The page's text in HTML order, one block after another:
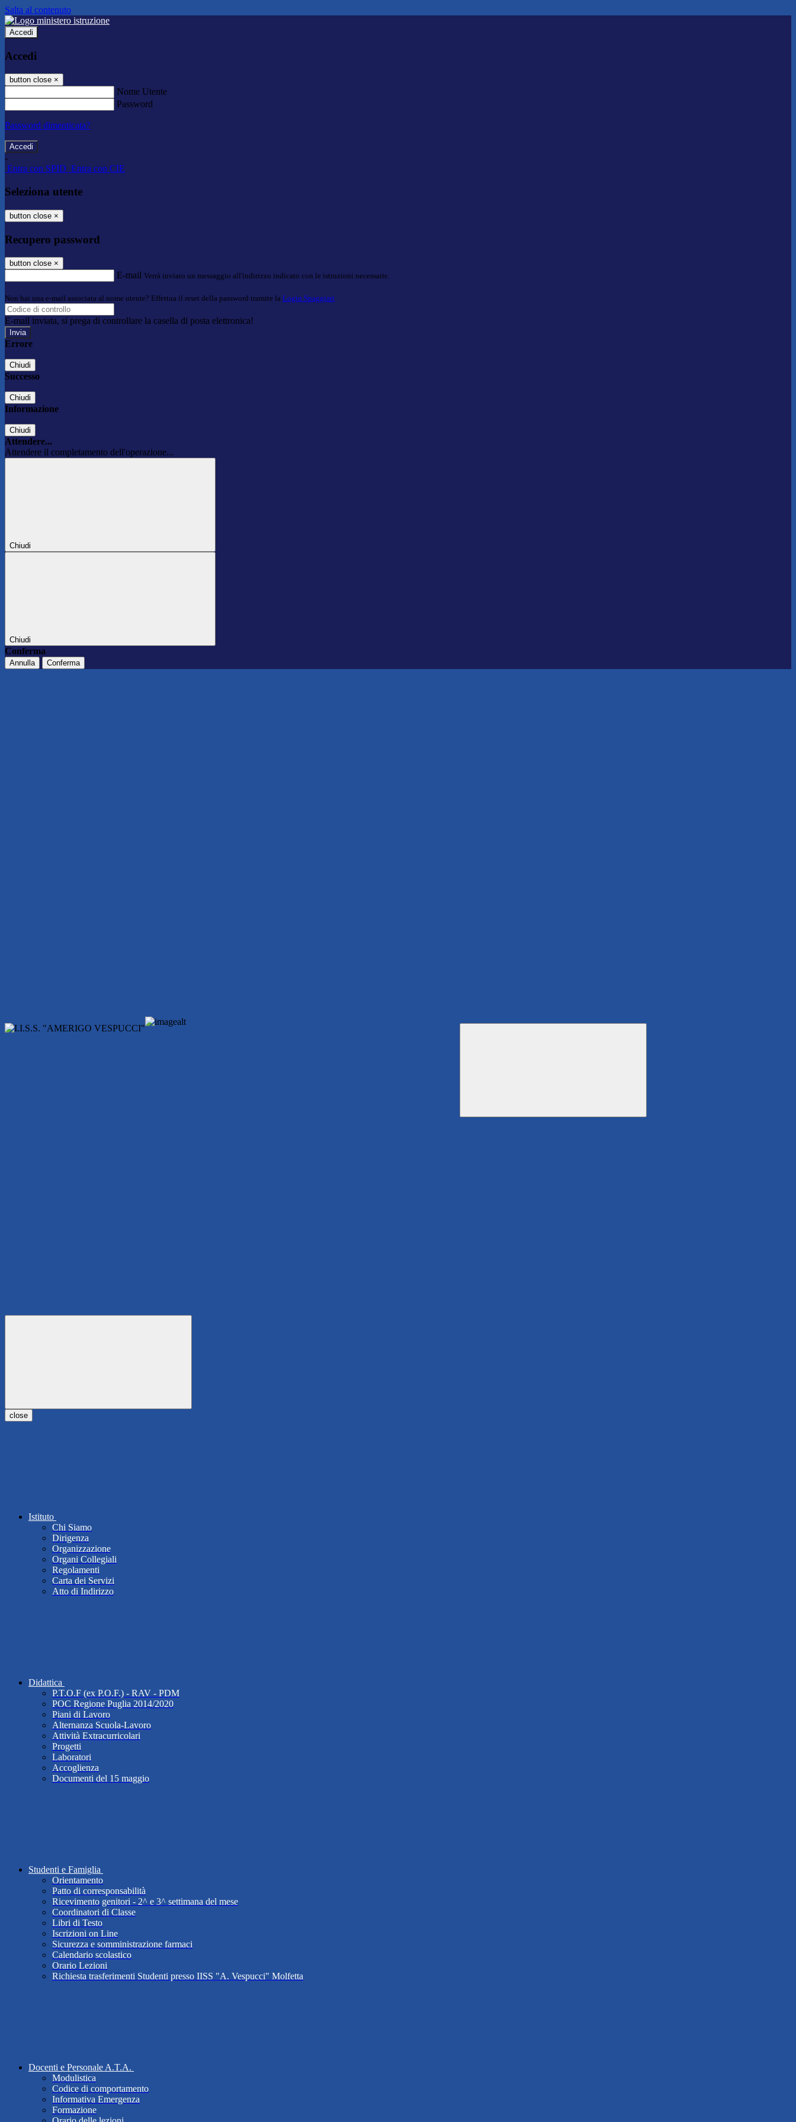
Salta al contenuto
Accedi
Accedi
button close ×
Nome Utente
Password
Password dimenticata?
-
Entra con SPID Entra con CIE
Seleziona utente
button close ×
Recupero password
button close ×
E-mail Verrà inviato un messaggio all'indirizzo indicato con le istruzioni necessarie.
Non hai una e-mail associata al nome utente? Effettua il reset della password tramite la Login Spaggiari
E-mail inviata, si prega di controllare la casella di posta elettronica!
Errore
Chiudi
Successo
Chiudi
Informazione
Chiudi
Attendere...
Attendere il completamento dell'operazione...
Chiudi
Chiudi
Conferma
Annulla Conferma
close
Istituto
Chi Siamo
Dirigenza
Organizzazione
Organi Collegiali
Regolamenti
Carta dei Servizi
Atto di Indirizzo
Didattica
P.T.O.F (ex P.O.F.) - RAV - PDM
POC Regione Puglia 2014/2020
Piani di Lavoro
Alternanza Scuola-Lavoro
Attività Extracurricolari
Progetti
Laboratori
Accoglienza
Documenti del 15 maggio
Studenti e Famiglia
Orientamento
Patto di corresponsabilità
Ricevimento genitori - 2^ e 3^ settimana del mese
Coordinatori di Classe
Libri di Testo
Iscrizioni on Line
Sicurezza e somministrazione farmaci
Calendario scolastico
Orario Lezioni
Richiesta trasferimenti Studenti presso IISS "A. Vespucci" Molfetta
Docenti e Personale A.T.A.
Modulistica
Codice di comportamento
Informativa Emergenza
Formazione